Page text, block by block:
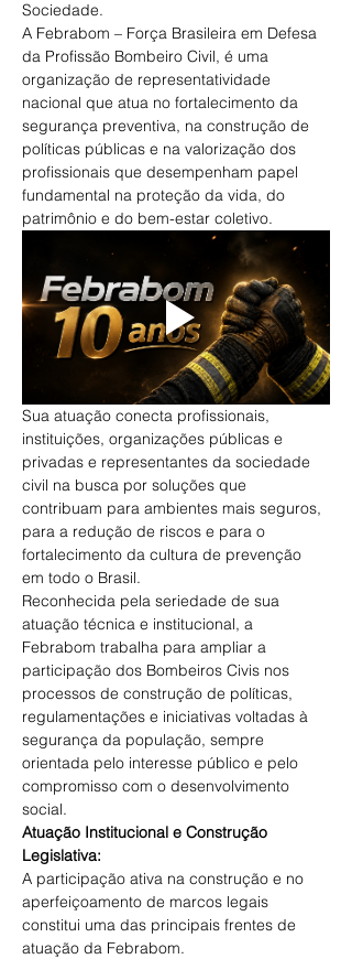
Sociedade.
A Febrabom – Força Brasileira em Defesa
da Profissão Bombeiro Civil, é uma
organização de representatividade
nacional que atua no fortalecimento da
segurança preventiva, na construção de
políticas públicas e na valorização dos
profissionais que desempenham papel
fundamental na proteção da vida, do
patrimônio e do bem-estar coletivo.
Sua atuação conecta profissionais,
instituições, organizações públicas e
privadas e representantes da sociedade
civil na busca por soluções que
contribuam para ambientes mais seguros,
para a redução de riscos e para o
fortalecimento da cultura de prevenção
em todo o Brasil.
Reconhecida pela seriedade de sua
atuação técnica e institucional, a
Febrabom trabalha para ampliar a
participação dos Bombeiros Civis nos
processos de construção de políticas,
regulamentações e iniciativas voltadas à
segurança da população, sempre
orientada pelo interesse público e pelo
compromisso com o desenvolvimento
social.
Atuação Institucional e Construção
Legislativa:
A participação ativa na construção e no
aperfeiçoamento de marcos legais
constitui uma das principais frentes de
atuação da Febrabom.